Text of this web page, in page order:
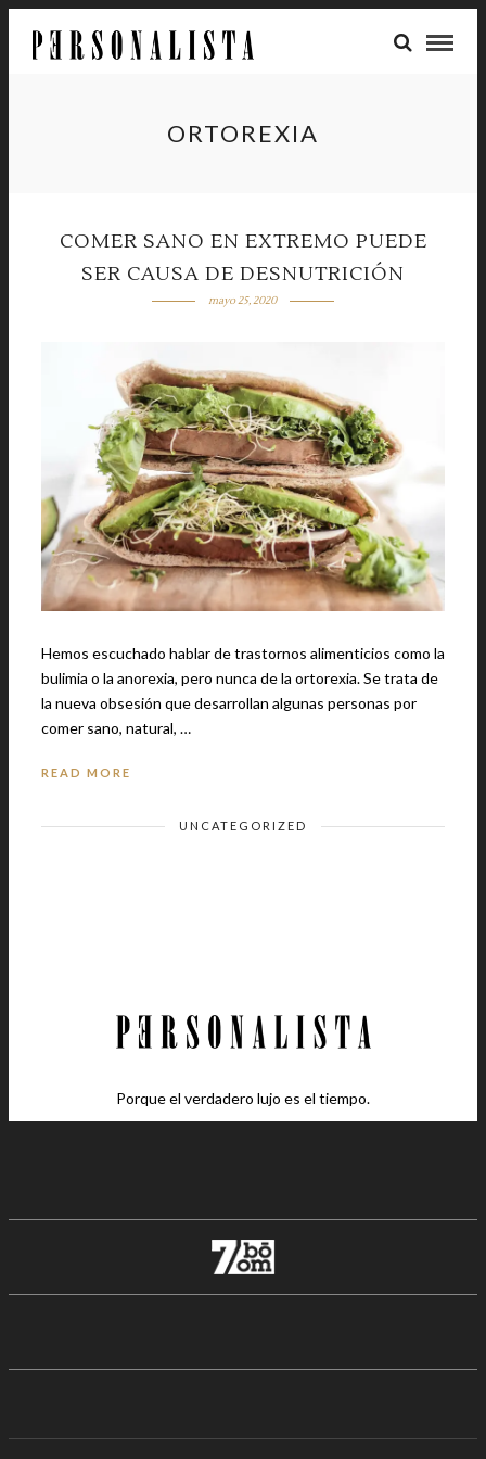
ORTOREXIA
COMER SANO EN EXTREMO PUEDE
SER CAUSA DE DESNUTRICIÓN
mayo 25, 2020
Hemos escuchado hablar de trastornos alimenticios como la
bulimia o la anorexia, pero nunca de la ortorexia. Se trata de
la nueva obsesión que desarrollan algunas personas por
comer sano, natural, …
READ MORE
UNCATEGORIZED
Porque el verdadero lujo es el tiempo.